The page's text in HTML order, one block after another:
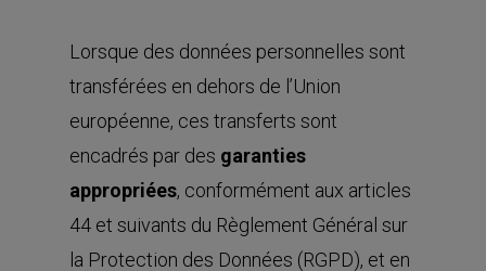
Lorsque des données personnelles sont
transférées en dehors de l’Union
européenne, ces transferts sont
encadrés par des garanties
appropriées, conformément aux articles
44 et suivants du Règlement Général sur
la Protection des Données (RGPD), et en